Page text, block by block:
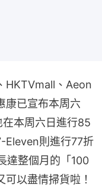
HKTVmall、Aeon
康已宣布本周六
在本周六日進行85
Eleven則進行77折
達整個月的「100
以盡情掃貨啦！